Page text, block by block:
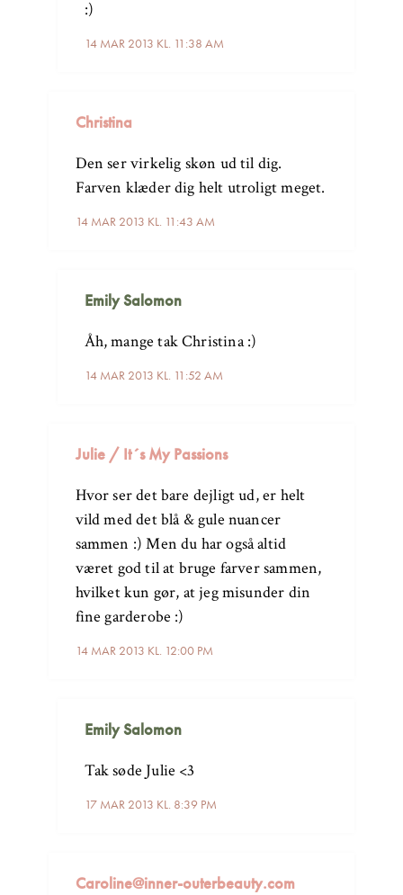
14 MAR 2013 KL. 11:38 AM
:)
Christina
14 MAR 2013 KL. 11:43 AM
Den ser virkelig skøn ud til dig.
Farven klæder dig helt utroligt meget.
Emily Salomon
14 MAR 2013 KL. 11:52 AM
Åh, mange tak Christina :)
Julie / It´s My Passions
14 MAR 2013 KL. 12:00 PM
Hvor ser det bare dejligt ud, er helt
vild med det blå & gule nuancer
sammen :) Men du har også altid
været god til at bruge farver sammen,
hvilket kun gør, at jeg misunder din
fine garderobe :)
Emily Salomon
17 MAR 2013 KL. 8:39 PM
Tak søde Julie <3
Caroline@inner-outerbeauty.com